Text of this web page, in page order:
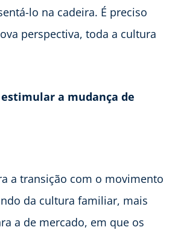
lo na cadeira. É preciso
perspectiva, toda a cultura
a mudança de
a transição com o movimento
da cultura familiar, mais
a de mercado, em que os